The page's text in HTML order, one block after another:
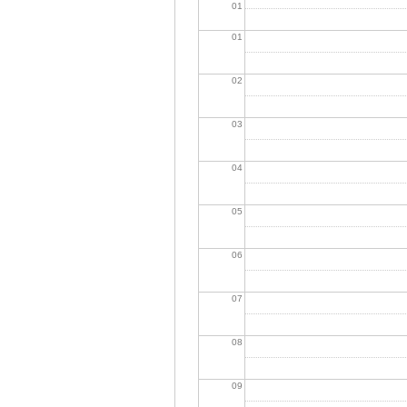
01
01
02
03
04
05
06
07
08
09